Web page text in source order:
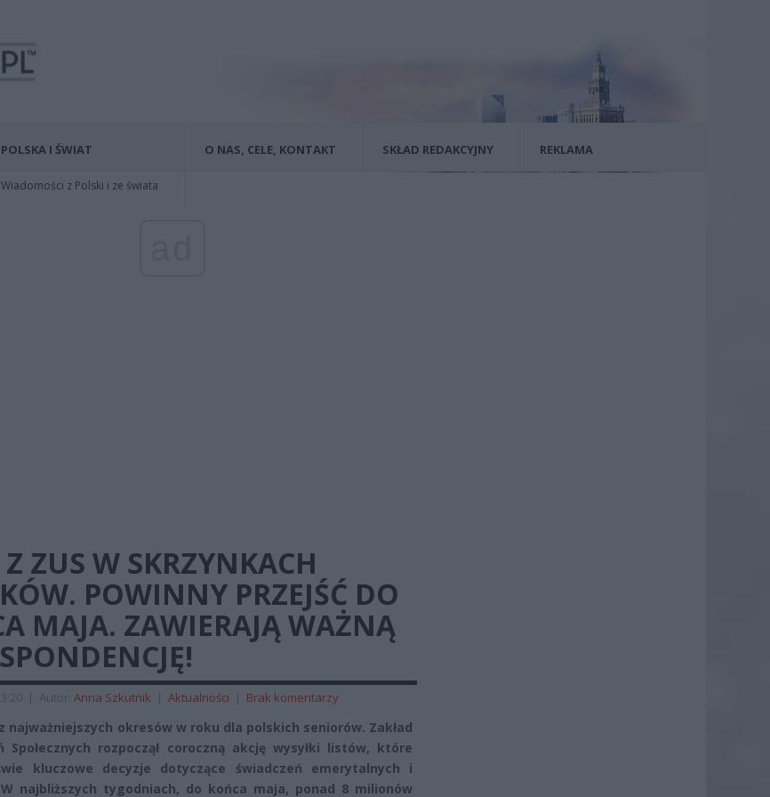
POLSKA I ŚWIAT
Wiadomości z Polski i ze świata
O NAS, CELE, KONTAKT SKŁAD REDAKCYJNY REKLAMA
ZUS W SKRZYNKACH
POWINNY PRZEJŚĆ DO
MAJA. ZAWIERAJĄ WAŻNĄ
| Autor: Anna Szkutnik | Aktualności | Brak komentarzy
najważniejszych okresów w roku dla polskich seniorów. Zakład
Społecznych rozpoczął coroczną akcję wysyłki listów, które
kluczowe decyzje dotyczące świadczeń emerytalnych i
najbliższych tygodniach, do końca maja, ponad 8 milionów